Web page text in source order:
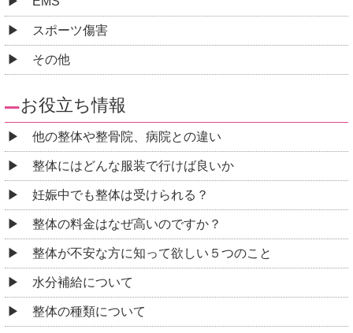
スポーツ傷害
その他
お役立ち情報
他の整体や整骨院、病院との違い
整体にはどんな服装で行けば良いか
妊娠中でも整体は受けられる？
整体の料金はなぜ高いのですか？
整体が不安な方に知って欲しい５つのこと
水分補給について
整体の種類について